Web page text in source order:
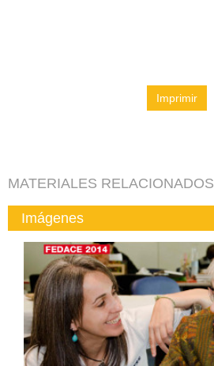
Imprimir
MATERIALES RELACIONADOS
Imágenes